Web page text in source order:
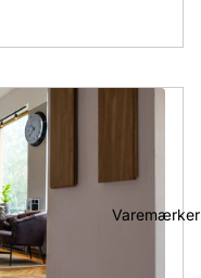
Varemærker